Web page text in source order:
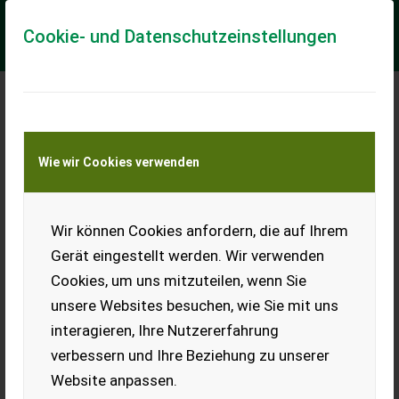
Cookie- und Datenschutzeinstellungen
Wie wir Cookies verwenden
Wir können Cookies anfordern, die auf Ihrem
Gerät eingestellt werden. Wir verwenden
Cookies, um uns mitzuteilen, wenn Sie
unsere Websites besuchen, wie Sie mit uns
interagieren, Ihre Nutzererfahrung
verbessern und Ihre Beziehung zu unserer
Website anpassen.
Meine Transportkostenanfrage
Transport von Land- und Baumaschinen –
KEINE Tiertransporte
Pellenc PANORAMA
Options : /DERNIER COUTEAU INCLINE | TRANSLATION
HYDRAULIQUE | HAUTEUR HYDRAULIQUE/COMMANDE
ELECTRIQUE PAR JOY STICK - ATTELAGE 3 POINTS FRONTAL -